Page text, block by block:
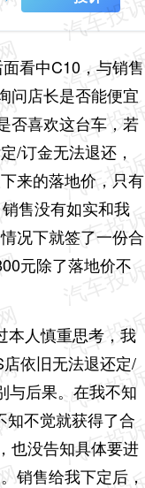
看中C10，与销售
问店长是否能便宜
否喜欢这台车，若
/订金无法退还，
来的落地价，只有
售没有如实和我
况下就签了一份合
元除了落地价不
本人慎重思考，我
依旧无法退还定/
与后果。在我不知
知不觉就获得了合
也没告知具体要进
销售给我下定后，